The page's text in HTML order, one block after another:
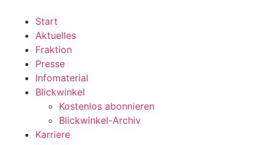
wechseln
Start
Aktuelles
Fraktion
Presse
Infomaterial
Blickwinkel
Kostenlos abonnieren
Blickwinkel-Archiv
Karriere